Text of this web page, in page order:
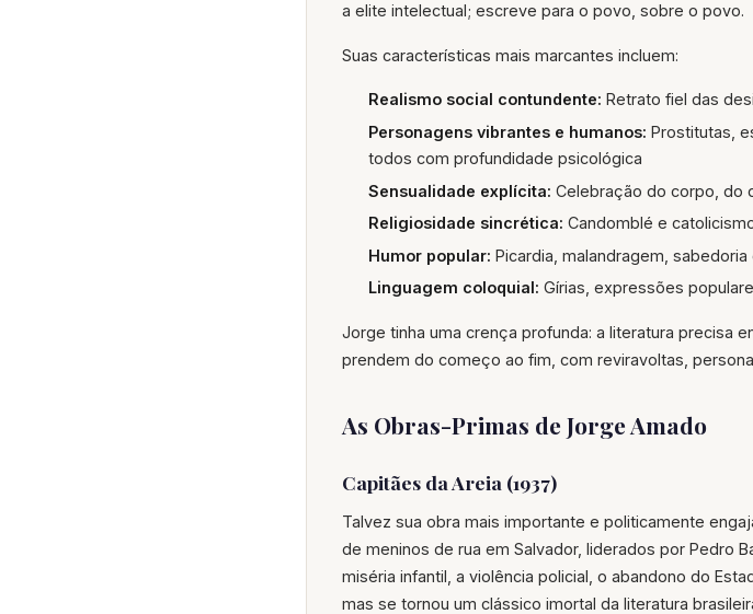
a elite intelectual; escreve para o povo, sobre o povo.
Suas características mais marcantes incluem:
Realismo social contundente: Retrato fiel das
Personagens vibrantes e humanos: Prostitutas,
todos com profundidade psicológica
Sensualidade explícita: Celebração do corpo, do
Religiosidade sincrética: Candomblé e
Humor popular: Picardia, malandragem, sabedoria
Linguagem coloquial: Gírias, expressões
Jorge tinha uma crença profunda: a literatura precisa
prendem do começo ao fim, com reviravoltas,
As Obras-Primas de Jorge Amado
Capitães da Areia (1937)
Talvez sua obra mais importante e politicamente
de meninos de rua em Salvador, liderados por Pedro
miséria infantil, a violência policial, o abandono do
mas se tornou um clássico imortal da literatura